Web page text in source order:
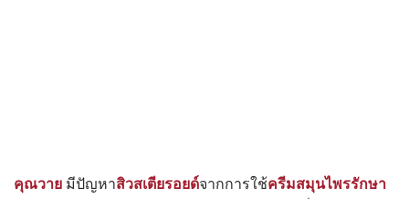
คุณวาย มีปัญหาสิวสเตียรอยด์จากการใช้ครีมสมุนไพรรักษา